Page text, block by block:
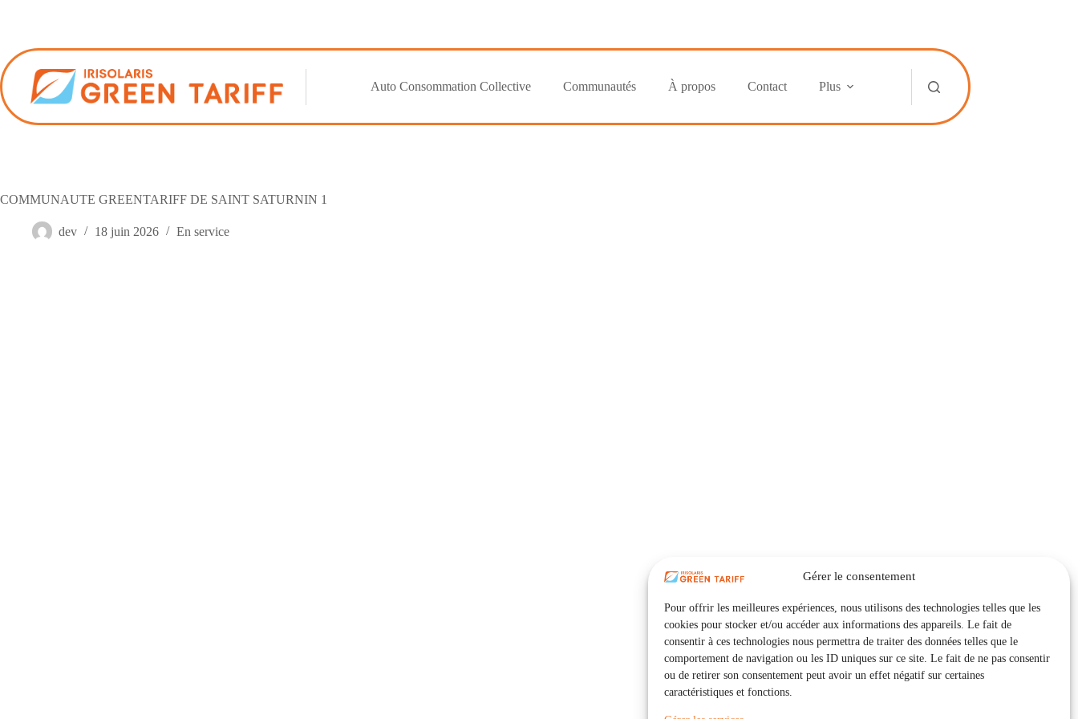
Gérer le consentement
Pour offrir les meilleures expériences, nous utilisons des technologies telles que les
cookies pour stocker et/ou accéder aux informations des appareils. Le fait de
consentir à ces technologies nous permettra de traiter des données telles que le
comportement de navigation ou les ID uniques sur ce site. Le fait de ne pas consentir
ou de retirer son consentement peut avoir un effet négatif sur certaines
caractéristiques et fonctions.
Auto Consommation Collective Communautés À propos Contact Plus
COMMUNAUTE GREENTARIFF DE SAINT SATURNIN 1
dev 18 juin 2026 En service